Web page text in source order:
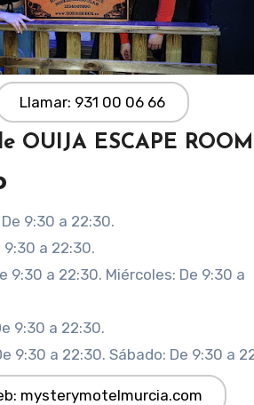
Llamar: 931 00 06 66
OUIJA ESCAPE ROOM
9:30 a 22:30.
9:30 a 22:30.
9:30 a 22:30. Miércoles: De 9:30 a
9:30 a 22:30.
9:30 a 22:30. Sábado: De 9:30 a
mysterymotelmurcia.com